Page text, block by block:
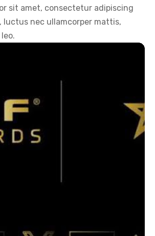
sit amet, consectetur adipiscing
luctus nec ullamcorper mattis,